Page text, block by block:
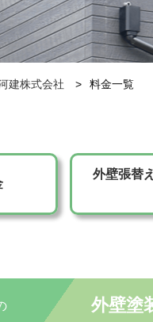
建株式会社 料金一覧
外壁張替
外壁塗